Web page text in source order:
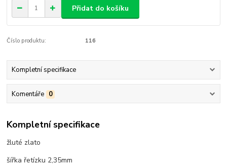
Přidat do košíku
Číslo produktu: 116
Kompletní specifikace
Komentáře 0
Kompletní specifikace
žluté zlato
šířka řetízku 2,35mm